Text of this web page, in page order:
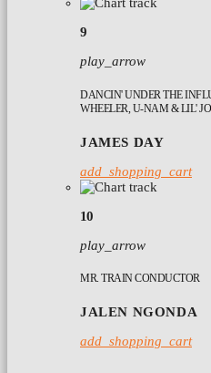
9
play_arrow
DANCIN' UNDER THE
WHEELER, U-NAM & LIL'
JAMES DAY
add_shopping_cart
10
play_arrow
MR. TRAIN CONDUCTOR
JALEN NGONDA
add_shopping_cart